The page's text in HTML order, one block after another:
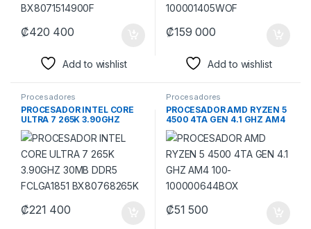
₡420 400
Add to wishlist
₡159 000
Add to wishlist
Procesadores
PROCESADOR INTEL CORE
ULTRA 7 265K 3.90GHZ
30MB DDR5 FCLGA1851
BX80768265K
₡221 400
Procesadores
PROCESADOR AMD RYZEN 5
4500 4TA GEN 4.1 GHZ AM4
100-100000644BOX
₡51 500